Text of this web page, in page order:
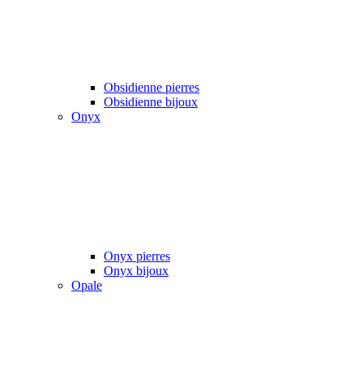
Obsidienne pierres
Obsidienne bijoux
Onyx
Onyx pierres
Onyx bijoux
Opale